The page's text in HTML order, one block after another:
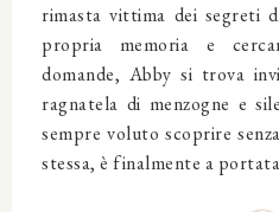
rimasta vittima dei segreti
propria memoria e
domande, Abby si trova
ragnatela di menzogne e
sempre voluto scoprire
stessa, è finalmente a